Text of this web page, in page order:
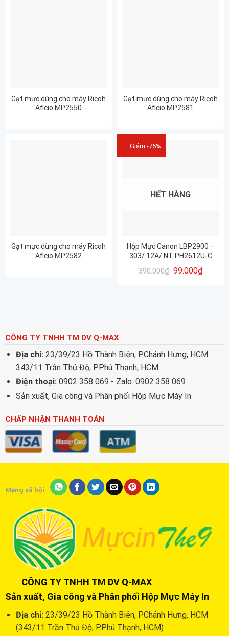
Gạt mực dùng cho máy Ricoh
Aficio MP2550
Gạt mực dùng cho máy Ricoh
Aficio MP2581
Gạt mực dùng cho máy Ricoh
Aficio MP2582
Giảm -75%
HẾT HÀNG
Hộp Mực Canon LBP2900 –
303/ 12A/ NT-PH2612U-C
390.000₫ 99.000₫
CÔNG TY TNHH TM DV Q-MAX
Địa chỉ: 23/39/23 Hồ Thành Biên, P.Chánh Hưng, HCM
343/11 Trần Thủ Độ, P.Phú Thạnh, HCM
Điện thoại: 0902 358 069 - Zalo: 0902 358 069
Sản xuất, Gia công và Phân phối Hộp Mực Máy In
CHẤP NHẬN THANH TOÁN
Mạng xã hội
CÔNG TY TNHH TM DV Q-MAX
Sản xuất, Gia công và Phân phối Hộp Mực Máy In
Địa chỉ: 23/39/23 Hồ Thành Biên, P.Chánh Hưng, HCM
(343/11 Trần Thủ Độ, P.Phú Thạnh, HCM)